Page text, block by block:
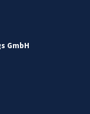
GmbH